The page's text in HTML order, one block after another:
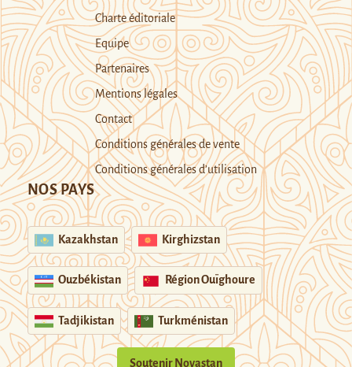
Charte éditoriale
Equipe
Partenaires
Mentions légales
Contact
Conditions générales de vente
Conditions générales d’utilisation
NOS PAYS
Kazakhstan Kirghizstan
Ouzbékistan Région Ouïghoure
Tadjikistan Turkménistan
Soutenir Novastan